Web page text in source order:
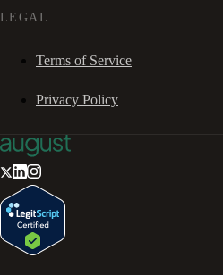
LEGAL
Terms of Service
Privacy Policy